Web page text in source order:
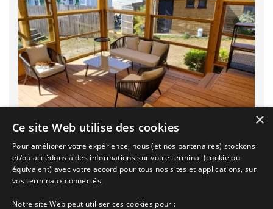
Gîte vacances Ploemeur | 6
réf - padrig : ce charmant mobile-home avec belle terrasse et
jardin, idéalement situé à 200 m de la…
Annonce n° 6571 | Location Gîte
Ploemeur proche de Lorient Pays de Lorient
×
Ce site Web utilise des cookies
Pour améliorer votre expérience, nous (et nos partenaires) stockons
et/ou accédons à des informations sur votre terminal (cookie ou
équivalent) avec votre accord pour tous nos sites et applications, sur
vos terminaux connectés.
Notre site Web peut utiliser ces cookies pour :